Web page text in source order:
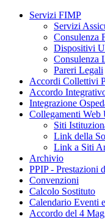
Servizi FIMP
Servizi
Consulenza
Dispositivi
Consulenza
Pareri Legali
Accordi Collettivi
Accordo
Integrazione
Collegamenti Web
Siti
Link della
Link a Siti
Archivio
PPIP - Prestazioni
Convenzioni
Calcolo Sostituto
Calendario Eventi
Accordo del 4